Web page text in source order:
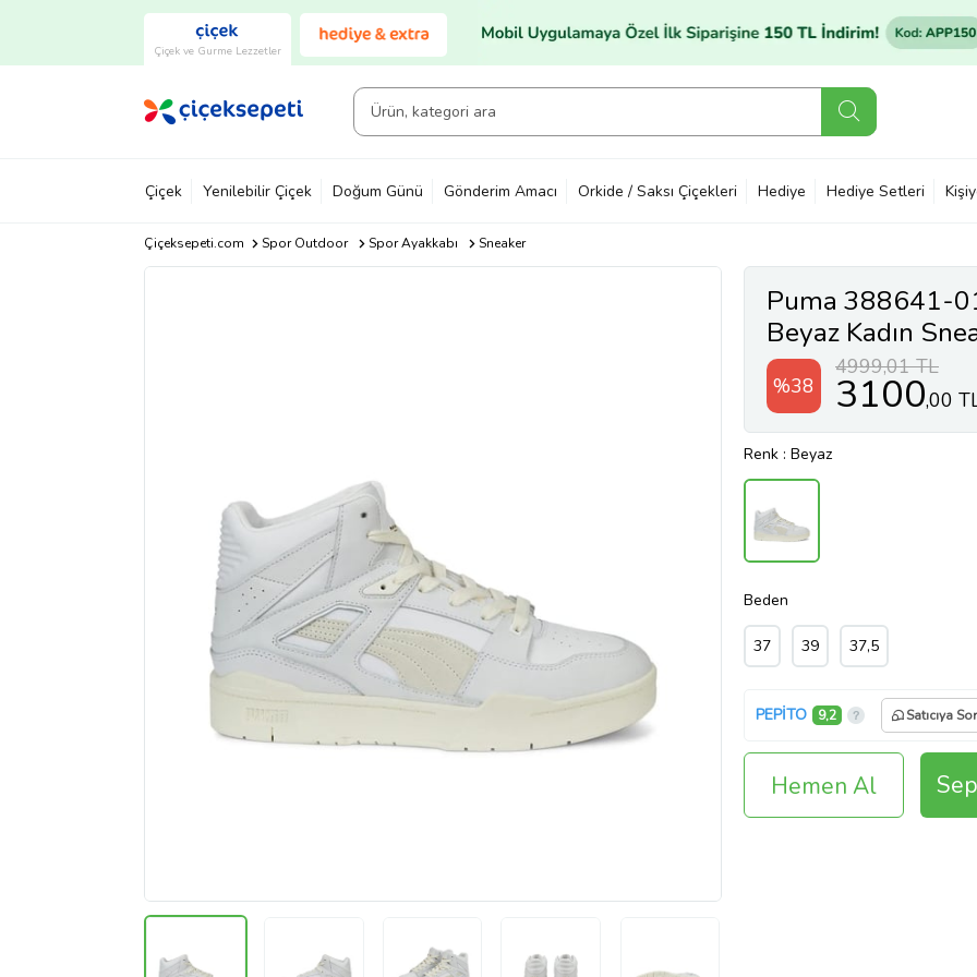
Çiçek ve Gurme Lezzetler
Çiçek Yenilebilir Çiçek Doğum Günü Gönderim Amacı Orkide / Saksı Çiçekleri Hediye Hediye Setleri
Çiçeksepeti.com Spor Outdoor Spor Ayakkabı Sneaker
Puma 388641-
Beyaz Kadın
%38
4999,01 TL
3100,00
Renk : Beyaz
Beden
37 39 37,5
PEPİTO 9,2 Satıcıya Sor
Hemen Al